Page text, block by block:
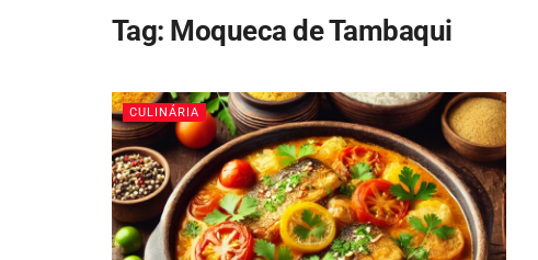
Tag: Moqueca de Tambaqui
CULINÁRIA